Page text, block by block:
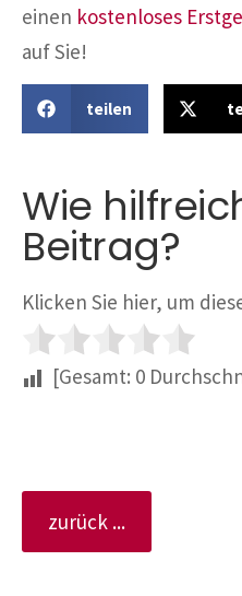
einen kostenloses
auf Sie!
teilen
Wie
Beitrag?
Klicken Sie hier, um
[Gesamt: 0
zurück ...